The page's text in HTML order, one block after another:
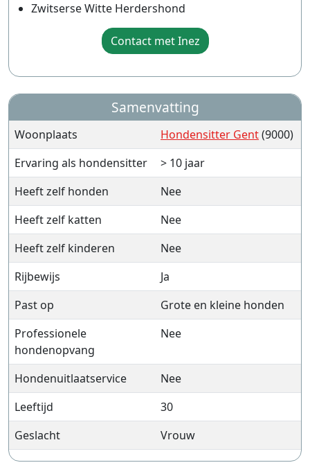
Zwitserse Witte Herdershond
Contact met Inez
Samenvatting
Woonplaats Hondensitter Gent(9000)
Ervaring als hondensitter
> 10 jaar
Heeft zelf honden
Nee
Heeft zelf katten
Nee
Heeft zelf kinderen
Nee
Rijbewijs
Ja
Past op
Grote en kleine honden
Professionele
hondenopvang
Nee
Hondenuitlaatservice
Nee
Leeftijd
30
Geslacht
Vrouw